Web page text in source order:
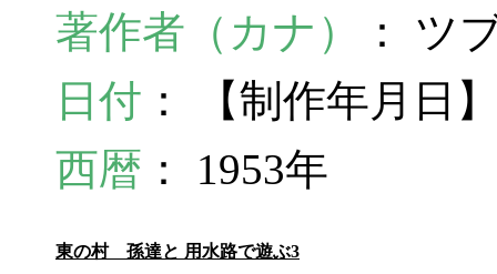
著作者（カナ）
： ツ
日付 ： 【制作年月日
西暦 ： 1953年
東の村 孫達と 用水路で遊ぶ3